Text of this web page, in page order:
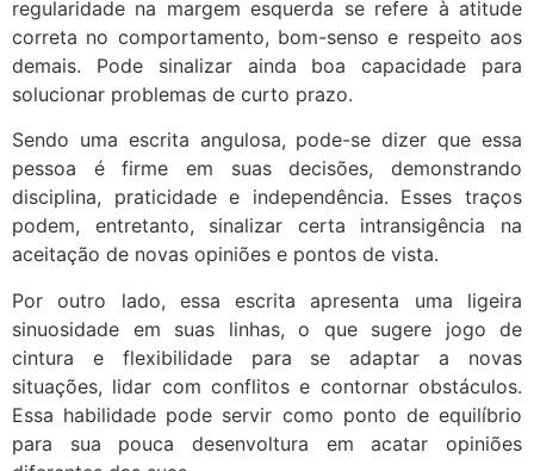
regularidade na margem esquerda se refere à atitude
correta no comportamento, bom-senso e respeito aos
demais. Pode sinalizar ainda boa capacidade para
solucionar problemas de curto prazo.
Sendo uma escrita angulosa, pode-se dizer que essa
pessoa é firme em suas decisões, demonstrando
disciplina, praticidade e independência. Esses traços
podem, entretanto, sinalizar certa intransigência na
aceitação de novas opiniões e pontos de vista.
Por outro lado, essa escrita apresenta uma ligeira
sinuosidade em suas linhas, o que sugere jogo de
cintura e flexibilidade para se adaptar a novas
situações, lidar com conflitos e contornar obstáculos.
Essa habilidade pode servir como ponto de equilíbrio
para sua pouca desenvoltura em acatar opiniões